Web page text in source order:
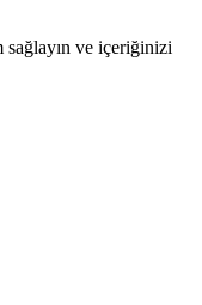
ve içeriğinizi